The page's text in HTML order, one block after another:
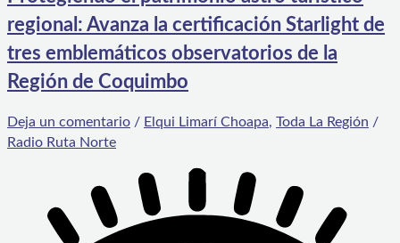
regional: Avanza la certificación Starlight de
tres emblemáticos observatorios de la
Región de Coquimbo
Deja un comentario / Elqui Limarí Choapa, Toda La Región /
Radio Ruta Norte